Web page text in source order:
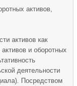
активов,
активов как
и оборотных
деятельности
Посредством